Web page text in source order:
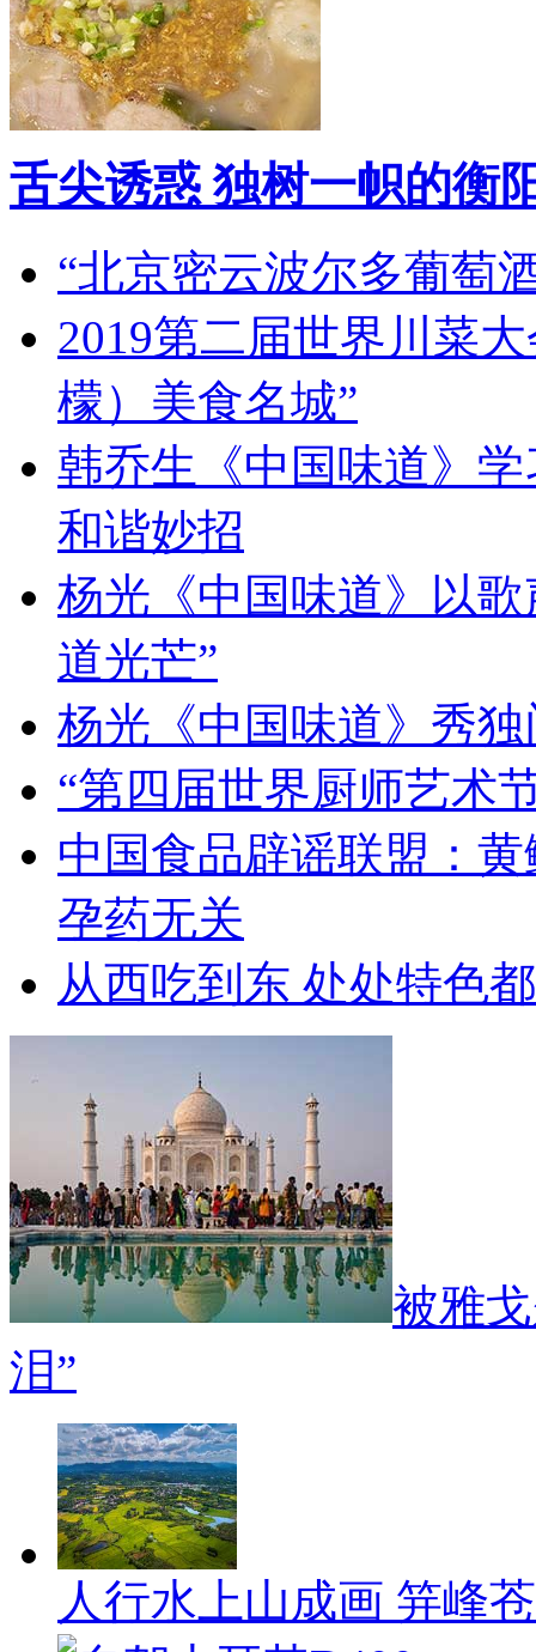
舌尖诱惑 独树一帜的衡
“北京密云波尔多葡萄
2019第二届世界川菜
檬）美食名城”
韩乔生《中国味道》
和谐妙招
杨光《中国味道》以
道光芒”
杨光《中国味道》秀
“第四届世界厨师艺术
中国食品辟谣联盟：
孕药无关
从西吃到东 处处特色
被雅
泪”
人行水上山成画 笄峰